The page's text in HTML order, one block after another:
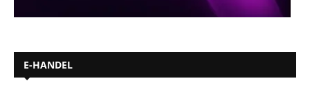
E-HANDEL